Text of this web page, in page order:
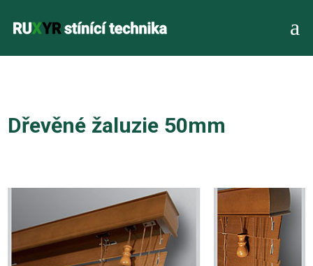
a
Dřevěné žaluzie 50mm